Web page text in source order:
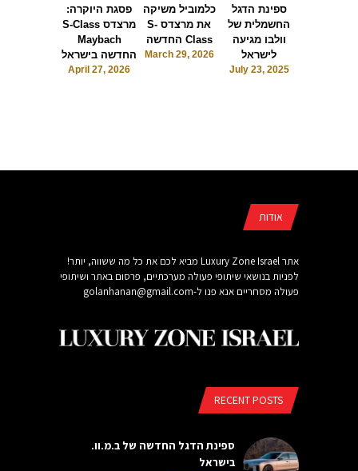
פסגת היוקרה:
מרצדס S-Class
Maybach
החדשה בישראל
April 27, 2026
כלמוביל משיקה
את מרצדס S-
Class החדשה
March 29, 2026
ספינת הדגל
החשמלית של
וולבו מגיעה
לישראל
July 23, 2025
אודות
אתר Luxury Zone Israel מביא לכם את כל מה ששווה, יותר!
לפניות בנושאי שיתופי פעולה מערכתיים, פרסום באתר ושיתופי
פעולה מסחריים אנא פנו ל-golanhanan@gmail.com
RECENT POSTS
ספינת הדגל החדשה של ב.מ.וו.
בישראל